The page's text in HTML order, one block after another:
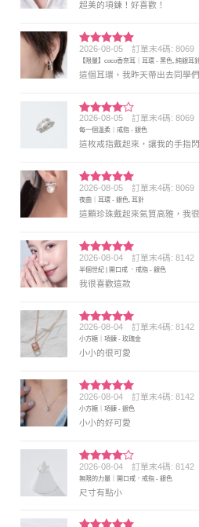
超美的項鍊！好喜歡！
評分5 滿
分 5
2026-08-05 訂單末4碼: 8069
【限量】coco香奈耳｜耳環 - 黑色, 純銀耳
這個耳環，我昨天帶出去同學
評分4
滿分 5
2026-08-05 訂單末4碼: 8069
每一個溫柔｜戒指 - 銀色
這枚戒指戴起來，讓我的手指
評分5 滿
分 5
2026-08-05 訂單末4碼: 8069
夜曲｜耳環 - 銀色, 耳針
這顆珍珠戴起來氣質高雅，我
評分5 滿
分 5
2026-08-04 訂單末4碼: 8142
半個世紀 | 開口戒 ．戒指 - 銀色
我很喜歡這款
評分5 滿
分 5
2026-08-04 訂單末4碼: 8142
小方糖｜項鍊 - 玫瑰金
小小的很可愛
評分5 滿
分 5
2026-08-04 訂單末4碼: 8142
小方糖｜項鍊 - 銀色
小小的好可愛
評分4
滿分 5
2026-08-04 訂單末4碼: 8142
無限的力量｜開口戒．戒指 - 銀色
尺寸有點小